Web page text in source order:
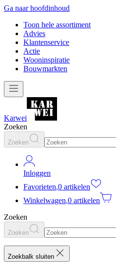
Ga naar hoofdinhoud
Toon hele assortiment
Advies
Klantenservice
Actie
Wooninspiratie
Bouwmarkten
Karwei
Zoeken
Zoeken
Inloggen
Favorieten,0 artikelen
Winkelwagen,0 artikelen
Zoeken
Zoeken
Zoekbalk sluiten